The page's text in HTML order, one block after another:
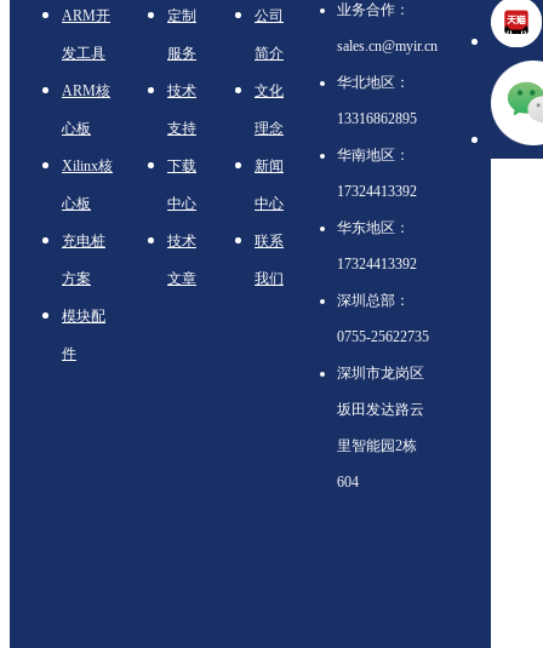
ARM开
发工具
ARM核
心板
Xilinx核
心板
充电桩
方案
模块配
件
定制
服务
技术
支持
下载
中心
技术
文章
公司
简介
文化
理念
新闻
中心
联系
我们
业务合作：
sales.cn@myir.cn
华北地区：
13316862895
华南地区：
17324413392
华东地区：
17324413392
深圳总部：
0755-25622735
深圳市龙岗区
坂田发达路云
里智能园2栋
604